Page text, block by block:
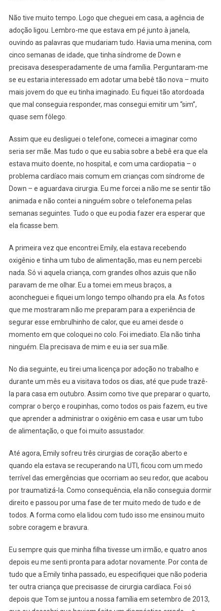
Não tive muito tempo. Logo que cheguei em casa, a agência de
adoção ligou. Lembro-me que estava em pé junto à janela,
ouvindo as palavras que mudariam tudo. Havia uma menina, com
cinco semanas de idade, que tinha síndrome de Down e
precisava desesperadamente de uma família. Perguntaram-me
se eu estaria interessado em adotar uma bebê tão nova – muito
mais jovem do que eu tinha imaginado. Eu fiquei tão atordoada
que mal conseguia responder, mas consegui emitir um “sim”,
quase sem fôlego.
Assim que eu desliguei o telefone, comecei a imaginar como
seria ser mãe. Mas tudo o que eu sabia sobre a bebê era que ela
estava muito doente, no hospital, e com uma cardiopatia – o
problema cardíaco mais comum em crianças com síndrome de
Down – e aguardava cirurgia. Eu me forcei a não me se sentir tão
animada e não contei a ninguém sobre o telefonema pelas
semanas seguintes. Tudo o que eu podia fazer era esperar que
ela ficasse bem.
A primeira vez que encontrei Emily, ela estava recebendo
oxigênio e tinha um tubo de alimentação, mas eu nem percebi
nada. Só vi aquela criança, com grandes olhos azuis que não
paravam de me olhar. Eu a tomei em meus braços, a
aconcheguei e fiquei um longo tempo olhando pra ela. As fotos
que me mostraram não me preparam para a experiência de
segurar esse embrulhinho de calor, que eu amei desde o
momento em que coloquei no colo. Foi imediato. Ela não tinha
ninguém. Ela precisava de mim e eu ia ser sua mãe.
No dia seguinte, eu tirei uma licença por adoção no trabalho e
durante um mês eu a visitava todos os dias, até que pude trazê-
la para casa em outubro. Assim como tive que preparar o quarto,
comprar o berço e roupinhas, como todos os pais fazem, eu tive
que aprender a administrar o oxigênio em casa e usar um tubo
de alimentação, o que foi muito assustador.
Até agora, Emily sofreu três cirurgias de coração aberto e
quando ela estava se recuperando na UTI, ficou com um medo
terrível das emergências que ocorriam ao seu redor, que acabou
por traumatizá-la. Como consequência, ela não conseguia dormir
direito e passou por uma fase de ter muito medo de tudo e de
todos. A forma como ela lidou com tudo isso me ensinou muito
sobre coragem e bravura.
Eu sempre quis que minha filha tivesse um irmão, e quatro anos
depois eu me senti pronta para adotar novamente. Por conta de
tudo que a Emily tinha passado, eu especifiquei que não poderia
ter outra criança que precisasse de cirurgia cardíaca. Foi só
depois que Tom se juntou a nossa família em setembro de 2013,